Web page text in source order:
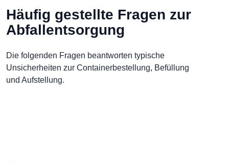
Häufig gestellte Fragen zur
Abfallentsorgung
Die folgenden Fragen beantworten typische
Unsicherheiten zur Containerbestellung, Befüllung
und Aufstellung.